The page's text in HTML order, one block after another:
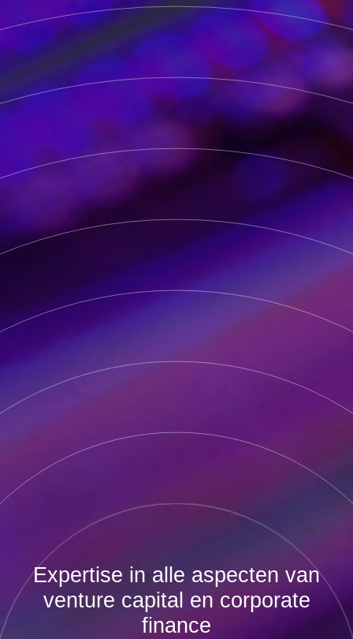
Expertise in alle aspecten van
venture capital en corporate
finance